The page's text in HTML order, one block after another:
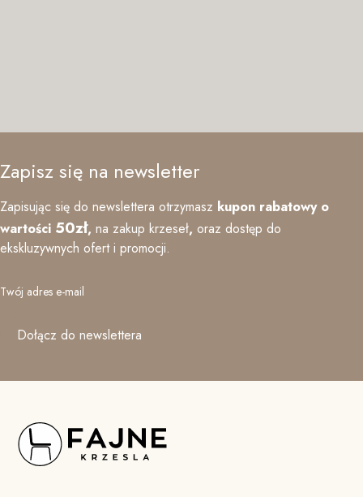
Zapisz się na newsletter
Zapisując się do newslettera otrzymasz kupon rabatowy o
wartości 50zł, na zakup krzeseł, oraz dostęp do
ekskluzywnych ofert i promocji.
Twój adres e-mail
Dołącz do newslettera